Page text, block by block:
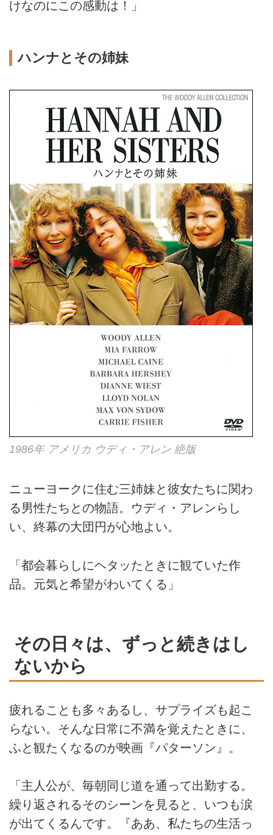
けなのにこの感動は！」
ハンナとその姉妹
1986年 アメリカ ウディ・アレン 絶版
ニューヨークに住む三姉妹と彼女たちに関わ
る男性たちとの物語。ウディ・アレンらし
い、終幕の大団円が心地よい。
「都会暮らしにヘタッたときに観ていた作
品。元気と希望がわいてくる」
その日々は、ずっと続きはし
ないから
疲れることも多々あるし、サプライズも起こ
らない。そんな日常に不満を覚えたときに、
ふと観たくなるのが映画『パターソン』。
「主人公が、毎朝同じ道を通って出勤する。
繰り返されるそのシーンを見ると、いつも涙
が出てくるんです。『ああ、私たちの生活っ